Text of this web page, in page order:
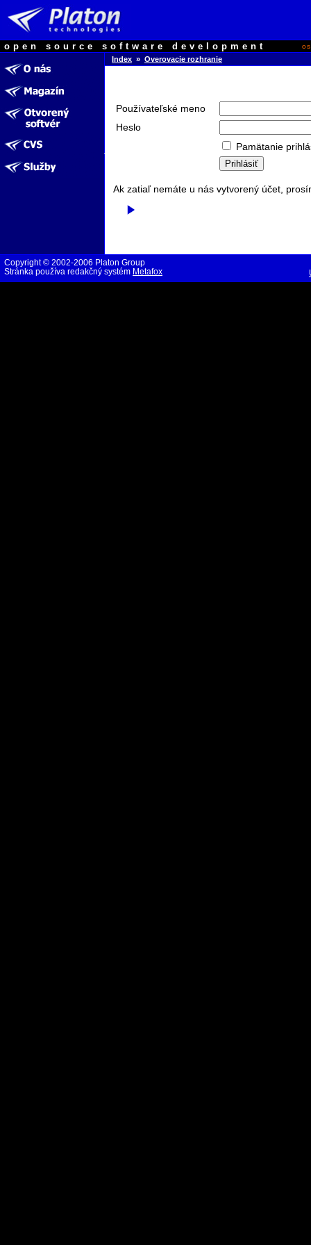
open source software development
Index » Overovacie rozhranie
Používateľské meno
Heslo
Pamätanie
Ak zatiaľ nemáte u nás vytvorený účet,
Copyright © 2002-2006 Platon Group
Stránka používa redakčný systém Metafox